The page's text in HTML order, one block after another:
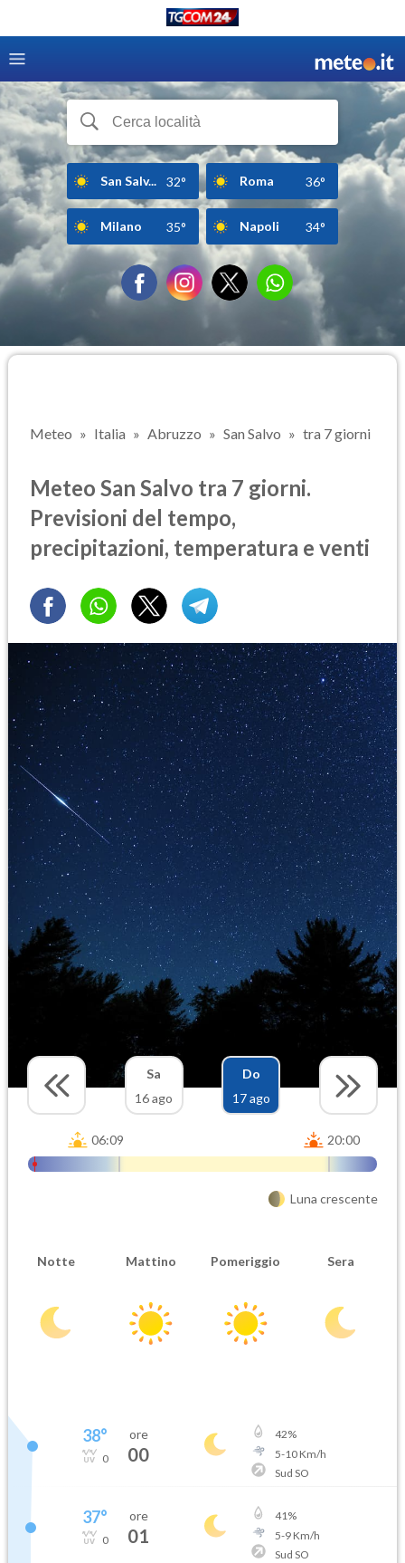
San Salv... 32° Roma 36°
Milano 35° Napoli 34°
Meteo Italia Abruzzo San Salvo tra 7 giorni
Meteo San Salvo tra 7 giorni.
Previsioni del tempo,
precipitazioni, temperatura e venti
Sa
16 ago
Do
17 ago
06:09 20:00
Luna crescente
Notte Mattino Pomeriggio Sera
38°
0
ore
00
42%
5-10Km/h
Sud SO
37°
0
ore
01
41%
5-9Km/h
Sud SO